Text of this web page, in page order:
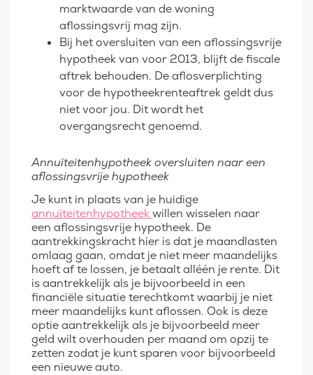
marktwaarde van de woning
aflossingsvrij mag zijn.
Bij het oversluiten van een aflossingsvrije
hypotheek van voor 2013, blijft de fiscale
aftrek behouden. De aflosverplichting
voor de hypotheekrenteaftrek geldt dus
niet voor jou. Dit wordt het
overgangsrecht genoemd.
Annuïteitenhypotheek oversluiten naar een
aflossingsvrije hypotheek
Je kunt in plaats van je huidige
annuïteitenhypotheekwillen wisselen naar
een aflossingsvrije hypotheek. De
aantrekkingskracht hier is dat je maandlasten
omlaag gaan, omdat je niet meer maandelijks
hoeft af te lossen, je betaalt alléén je rente. Dit
is aantrekkelijk als je bijvoorbeeld in een
financiële situatie terechtkomt waarbij je niet
meer maandelijks kunt aflossen. Ook is deze
optie aantrekkelijk als je bijvoorbeeld meer
geld wilt overhouden per maand om opzij te
zetten zodat je kunt sparen voor bijvoorbeeld
een nieuwe auto.